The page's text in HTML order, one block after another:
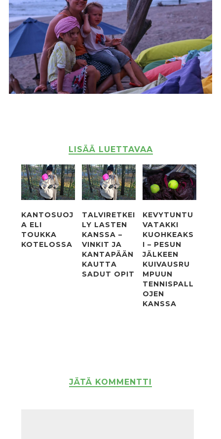
LISÄÄ LUETTAVAA
KANTOSUOJ
A ELI
TOUKKA
KOTELOSSA
TALVIRETKEI
LY LASTEN
KANSSA –
VINKIT JA
KANTAPÄÄN
KAUTTA
SADUT OPIT
KEVYTUNTU
VATAKKI
KUOHKEAKS
I – PESUN
JÄLKEEN
KUIVAUSRU
MPUUN
TENNISPALL
OJEN
KANSSA
JÄTÄ KOMMENTTI